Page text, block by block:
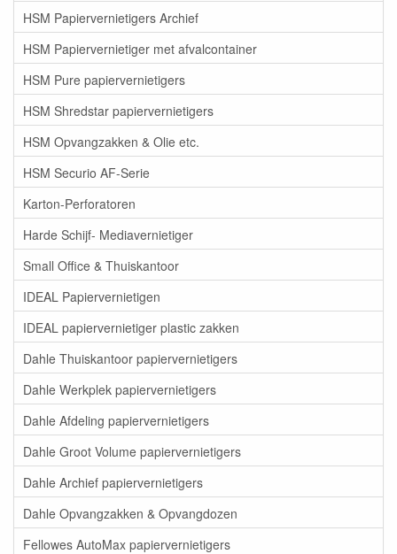
HSM Papiervernietigers Archief
HSM Papiervernietiger met afvalcontainer
HSM Pure papiervernietigers
HSM Shredstar papiervernietigers
HSM Opvangzakken & Olie etc.
HSM Securio AF-Serie
Karton-Perforatoren
Harde Schijf- Mediavernietiger
Small Office & Thuiskantoor
IDEAL Papiervernietigen
IDEAL papiervernietiger plastic zakken
Dahle Thuiskantoor papiervernietigers
Dahle Werkplek papiervernietigers
Dahle Afdeling papiervernietigers
Dahle Groot Volume papiervernietigers
Dahle Archief papiervernietigers
Dahle Opvangzakken & Opvangdozen
Fellowes AutoMax papiervernietigers